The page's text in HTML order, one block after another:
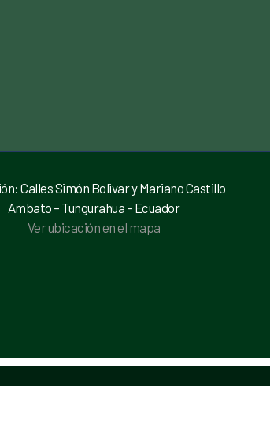
Calles Simón Bolivar y Mariano Castillo
Ambato – Tungurahua – Ecuador
Ver ubicación en el mapa